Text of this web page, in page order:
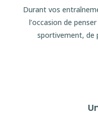
Durant vos
l’occasion de
sportivement, de